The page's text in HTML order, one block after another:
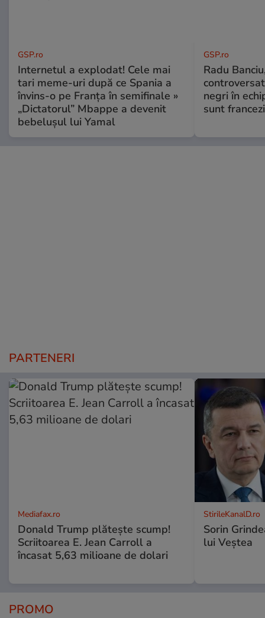
GSP.ro
Internetul a explodat! Cele mai
tari meme-uri după ce Spania a
învins-o pe Franța în semifinale »
„Dictatorul” Mbappe a devenit
bebelușul lui Yamal
GSP.ro
Radu
negri în
sunt
PARTENERI
Mediafax.ro
Donald Trump plătește scump!
Scriitoarea E. Jean Carroll a
încasat 5,63 milioane de dolari
StirileKanalD.ro
Sorin
lui Veștea
PROMO